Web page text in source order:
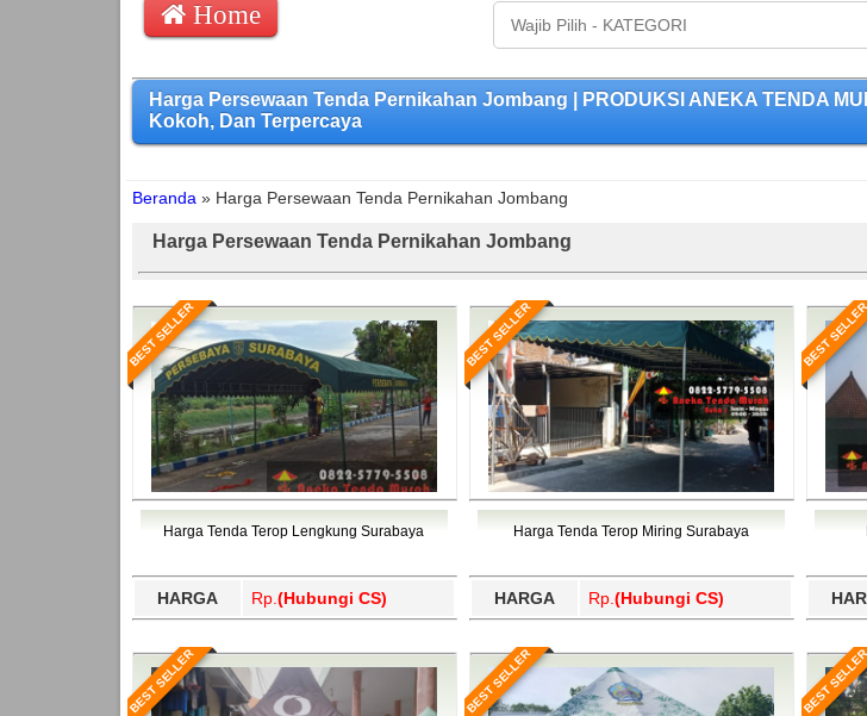
Home
Harga Persewaan Tenda Pernikahan Jombang | PRODUKSI ANEKA TENDA
Kokoh, Dan Terpercaya
Beranda » Harga Persewaan Tenda Pernikahan Jombang
Harga Persewaan Tenda Pernikahan Jombang
BEST SELLER
Harga Tenda Terop Lengkung Surabaya
HARGA Rp. (Hubungi CS)
BEST SELLER
Harga Tenda Terop Miring Surabaya
HARGA Rp. (Hubungi CS)
BEST
BEST SELLER BEST SELLER BEST